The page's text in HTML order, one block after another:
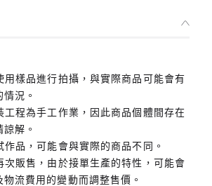
用樣品進行拍攝，與實際商品可能會有
況。
工程為手工作業，因此商品個體間存在
解。
作品，可能會與實際的商品不同。
次販售，由於接單生產的特性，可能會
物流費用的變動而調整售價。